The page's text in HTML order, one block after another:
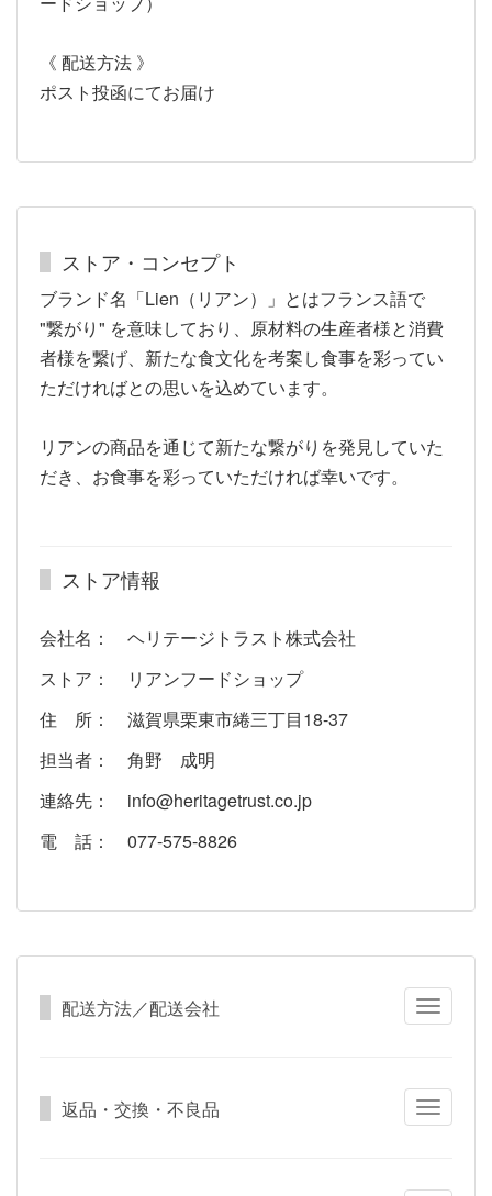
《 配送方法 》
ポスト投函にてお届け
ストア・コンセプト
ブランド名「Lien（リアン）」とはフランス語で
"繋がり" を意味しており、原材料の生産者様と消費
者様を繋げ、新たな食文化を考案し食事を彩ってい
ただければとの思いを込めています。
リアンの商品を通じて新たな繋がりを発見していた
だき、お食事を彩っていただければ幸いです。
ストア情報
会社名： ヘリテージトラスト株式会社
ストア： リアンフードショップ
住 所： 滋賀県栗東市綣三丁目18-37
担当者： 角野 成明
連絡先： info@heritagetrust.co.jp
電 話： 077-575-8826
Toggle
配送方法／配送会社
Toggle
返品・交換・不良品